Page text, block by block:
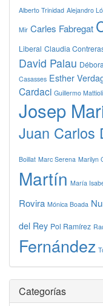
Alberto Trinidad Alejandro
Mir Carles Fabregat
Liberal Claudia
David Palau
Casasses Esther
Cardaci Guillermo Mattioli
Josep
Juan Carlos
Boillat Marc Serena Marilyn
Martín María
Rovira Mónica Boada
del Rey Pol Ramírez
Fernández
Categorías